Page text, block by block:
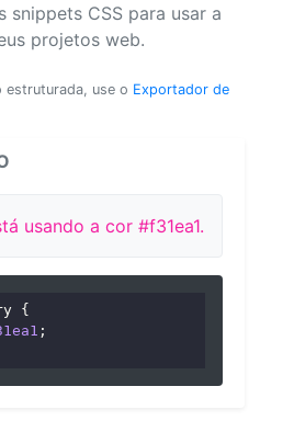
snippets CSS para usar a
projetos web.
estruturada, use o Exportador de
usando a cor #f31ea1.
{
;